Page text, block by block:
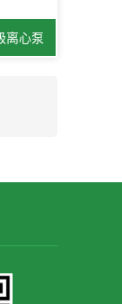
离心泵